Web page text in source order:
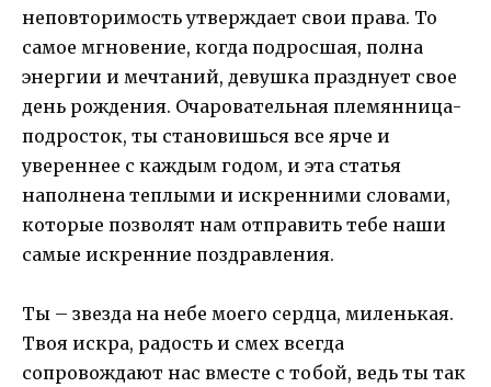
неповторимость утверждает свои права. То
самое мгновение, когда подросшая, полна
энергии и мечтаний, девушка празднует свое
день рождения. Очаровательная племянница-
подросток, ты становишься все ярче и
увереннее с каждым годом, и эта статья
наполнена теплыми и искренними словами,
которые позволят нам отправить тебе наши
самые искренние поздравления.
Ты – звезда на небе моего сердца, миленькая.
Твоя искра, радость и смех всегда
сопровождают нас вместе с тобой, ведь ты так